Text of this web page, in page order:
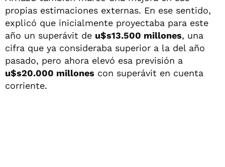
propias estimaciones externas. En ese sentido,
explicó que inicialmente proyectaba para este
año un superávit de u$s13.500 millones, una
cifra que ya consideraba superior a la del año
pasado, pero ahora elevó esa previsión a
u$s20.000 millones con superávit en cuenta
corriente.